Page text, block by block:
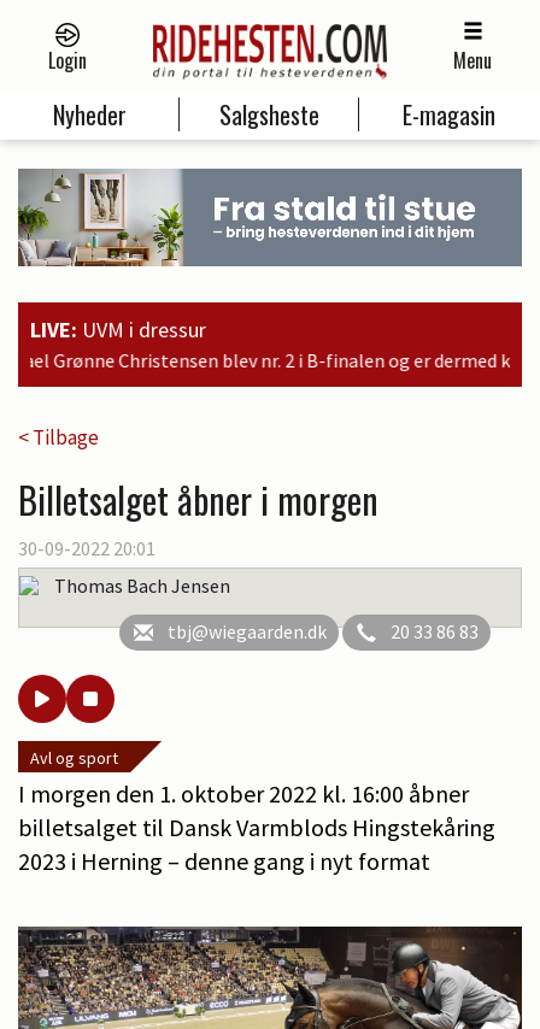
Login Menu
Nyheder Salgsheste E-magasin
LIVE: UVM i dressur
i B-finalen og er dermed kvalificeret til søndagens finale
< Tilbage
Billetsalget åbner i morgen
30-09-2022 20:01
Thomas Bach Jensen
tbj@wiegaarden.dk
20 33 86 83
Avl og sport
I morgen den 1. oktober 2022 kl. 16:00 åbner
billetsalget til Dansk Varmblods Hingstekåring
2023 i Herning – denne gang i nyt format